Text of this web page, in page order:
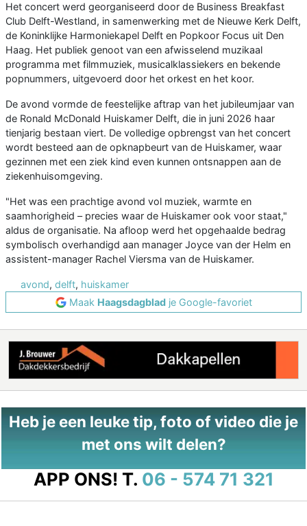
Het concert werd georganiseerd door de Business Breakfast
Club Delft-Westland, in samenwerking met de Nieuwe Kerk Delft,
de Koninklijke Harmoniekapel Delft en Popkoor Focus uit Den
Haag. Het publiek genoot van een afwisselend muzikaal
programma met filmmuziek, musicalklassiekers en bekende
popnummers, uitgevoerd door het orkest en het koor.
De avond vormde de feestelijke aftrap van het jubileumjaar van
de Ronald McDonald Huiskamer Delft, die in juni 2026 haar
tienjarig bestaan viert. De volledige opbrengst van het concert
wordt besteed aan de opknapbeurt van de Huiskamer, waar
gezinnen met een ziek kind even kunnen ontsnappen aan de
ziekenhuisomgeving.
"Het was een prachtige avond vol muziek, warmte en
saamhorigheid – precies waar de Huiskamer ook voor staat,"
aldus de organisatie. Na afloop werd het opgehaalde bedrag
symbolisch overhandigd aan manager Joyce van der Helm en
assistent-manager Rachel Viersma van de Huiskamer.
avond, delft, huiskamer
Maak Haagsdagbladje Google-favoriet
Heb je een leuke tip, foto of video die je
met ons wilt delen?
APP ONS! T. 06 - 574 71 321